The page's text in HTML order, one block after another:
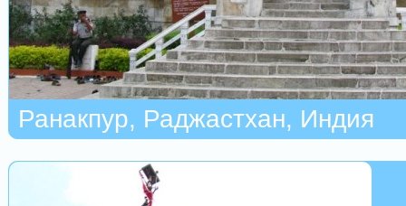
Ранакпур, Раджастхан, Индия